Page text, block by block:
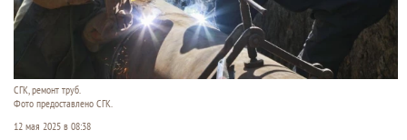
СГК, ремонт труб.
Фото предоставлено СГК.
12 мая 2025 в 08:38